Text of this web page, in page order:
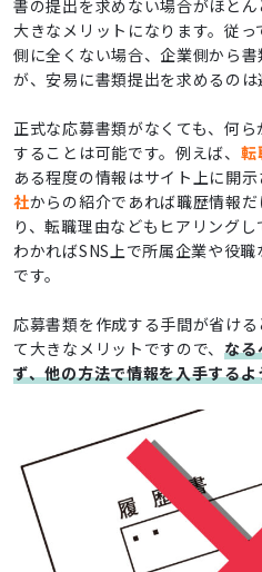
書の提出を求めない場合がほと
大きなメリットになります。従
側に全くない場合、企業側から
が、安易に書類提出を求めるのは
正式な応募書類がなくても、何
することは可能です。例えば、 転
ある程度の情報はサイト上に開示
社からの紹介であれば職歴情報
り、転職理由などもヒアリング
わかればSNS上で所属企業や役
です。
応募書類を作成する手間が省け
て大きなメリットですので、なる
ず、他の方法で情報を入手する